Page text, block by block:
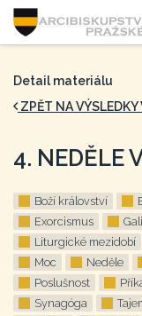
Detail materiálu
ZPĚT NA VÝSLEDKY
4. NEDĚLE
Boží království
Exorcismus
Liturgické mezidobí
Moc
Neděle
Poslušnost
Synagóga